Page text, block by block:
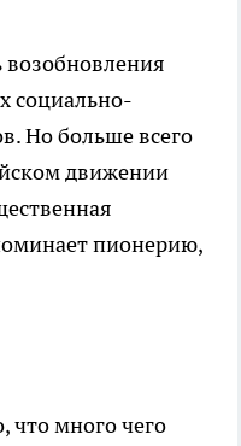
возобновления
социально-
Но больше всего
движении
пионерию,
что много чего